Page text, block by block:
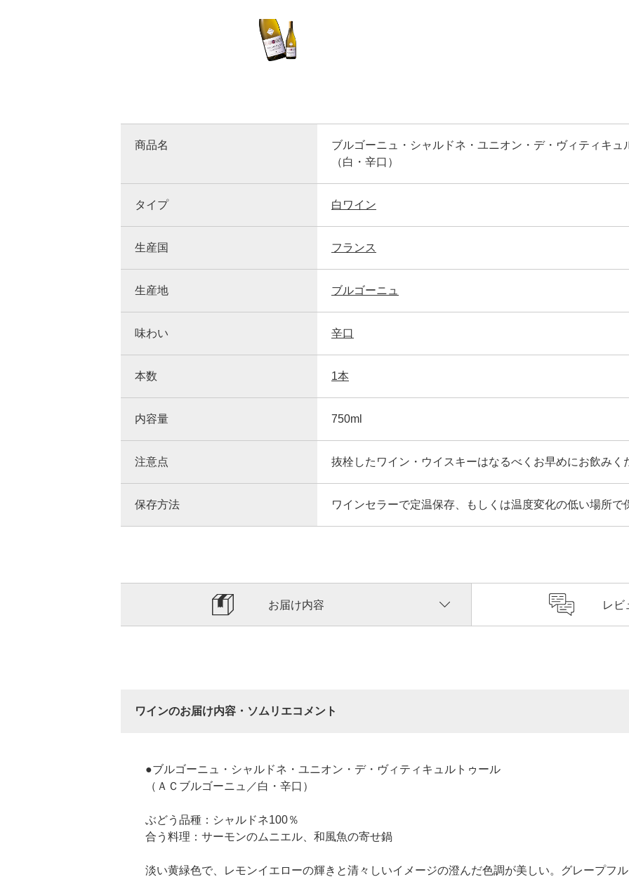
商品名
ブルゴーニュ・シャルドネ・ユニオン・デ・ヴィティキュ
（白・辛口）
タイプ 白ワイン
生産国 フランス
生産地 ブルゴーニュ
味わい 辛口
本数 1本
内容量 750ml
注意点 抜栓したワイン・ウイスキーはなるべくお早めにお飲みく
保存方法 ワインセラーで定温保存、もしくは温度変化の低い場所で
お届け内容 レビ
ワインのお届け内容・ソムリエコメント
●ブルゴーニュ・シャルドネ・ユニオン・デ・ヴィティキュルトゥール
（ＡＣブルゴーニュ／白・辛口）
ぶどう品種：シャルドネ100％
合う料理：サーモンのムニエル、和風魚の寄せ鍋
淡い黄緑色で、レモンイエローの輝きと清々しいイメージの澄んだ色調が美しい。グレープフ